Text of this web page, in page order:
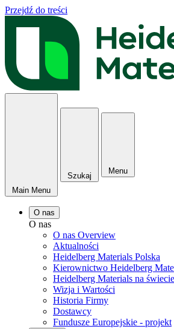
Przejdź do treści
Main Menu
Szukaj
Menu
O nas
O nas
O nas Overview
Aktualności
Heidelberg Materials Polska
Kierownictwo Heidelberg
Heidelberg Materials na świecie
Wizja i Wartości
Historia Firmy
Dostawcy
Fundusze Europejskie - projekt